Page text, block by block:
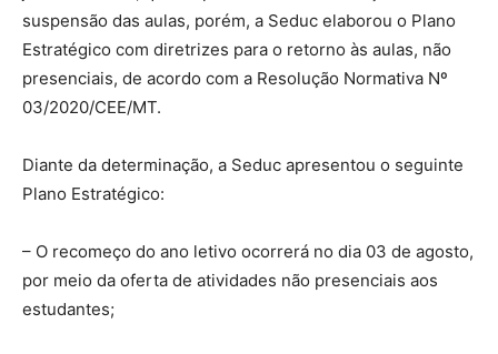
suspensão das aulas, porém, a Seduc elaborou o Plano
Estratégico com diretrizes para o retorno às aulas, não
presenciais, de acordo com a Resolução Normativa Nº
03/2020/CEE/MT.
Diante da determinação, a Seduc apresentou o seguinte
Plano Estratégico:
– O recomeço do ano letivo ocorrerá no dia 03 de agosto,
por meio da oferta de atividades não presenciais aos
estudantes;